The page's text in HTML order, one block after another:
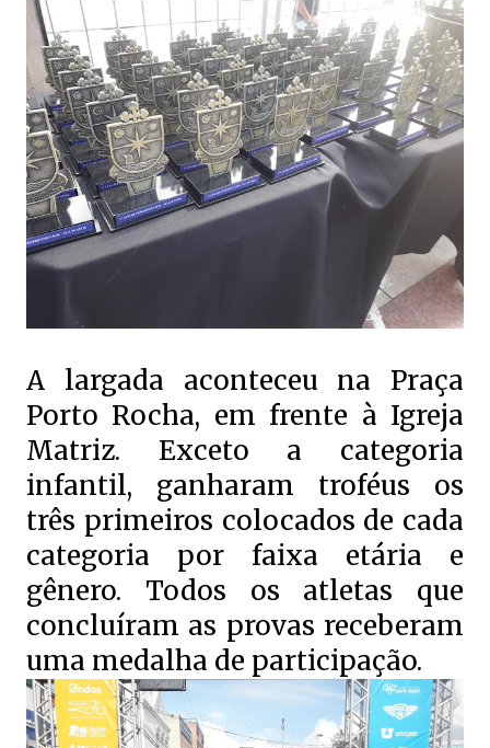
A largada aconteceu na Praça
Porto Rocha, em frente à Igreja
Matriz. Exceto a categoria
infantil, ganharam troféus os
três primeiros colocados de cada
categoria por faixa etária e
gênero. Todos os atletas que
concluíram as provas receberam
uma medalha de participação.